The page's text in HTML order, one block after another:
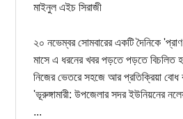
মাইনুল এইচ সিরাজী
২০ নভেম্বর সোমবারের একটি দৈনিকে
মাসে এ ধরনের খবর পড়তে পড়তে
নিজের ভেতরে সহজে আর প্রতিক্রিয়া বোধ
'ভূরুঙ্গামারী: উপজেলার সদর ইউনিয়নের
...